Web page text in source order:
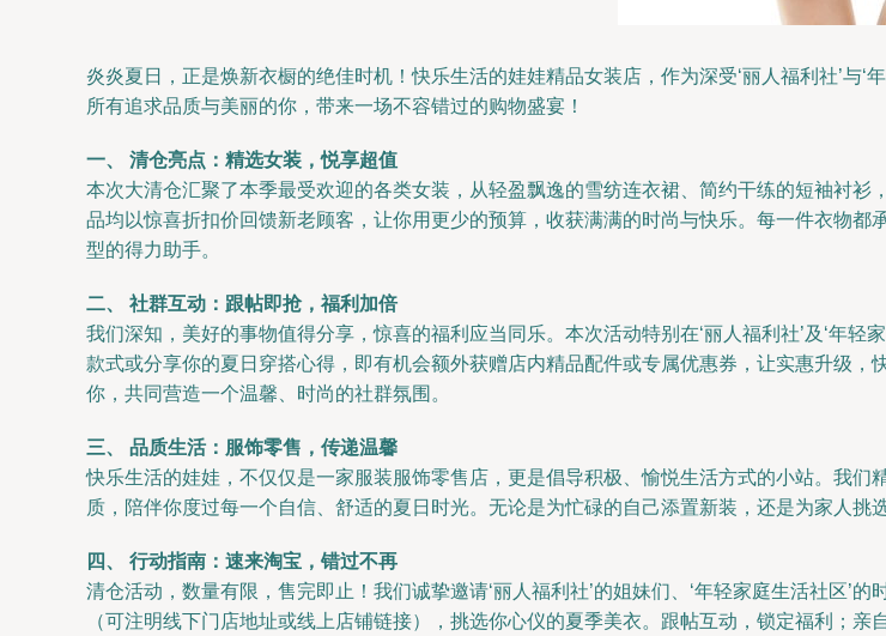
炎炎夏日，正是焕新衣橱的绝佳时机！快乐生活的娃娃精品女装店，作为深受‘丽人福利社’与
所有追求品质与美丽的你，带来一场不容错过的购物盛宴！
一、 清仓亮点：精选女装，悦享超值
本次大清仓汇聚了本季最受欢迎的各类女装，从轻盈飘逸的雪纺连衣裙、简约干练的短袖衬
品均以惊喜折扣价回馈新老顾客，让你用更少的预算，收获满满的时尚与快乐。每一件衣物
型的得力助手。
二、 社群互动：跟帖即抢，福利加倍
我们深知，美好的事物值得分享，惊喜的福利应当同乐。本次活动特别在‘丽人福利社’及‘年
款式或分享你的夏日穿搭心得，即有机会额外获赠店内精品配件或专属优惠券，让实惠升级
你，共同营造一个温馨、时尚的社群氛围。
三、 品质生活：服饰零售，传递温馨
快乐生活的娃娃，不仅仅是一家服装服饰零售店，更是倡导积极、愉悦生活方式的小站。我
质，陪伴你度过每一个自信、舒适的夏日时光。无论是为忙碌的自己添置新装，还是为家人挑
四、 行动指南：速来淘宝，错过不再
清仓活动，数量有限，售完即止！我们诚挚邀请‘丽人福利社’的姐妹们、‘年轻家庭生活社区’
（可注明线下门店地址或线上店铺链接），挑选你心仪的夏季美衣。跟帖互动，锁定福利；